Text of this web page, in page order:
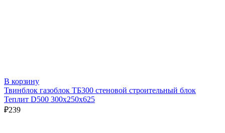
В корзину
Твинблок газоблок ТБ300 стеновой строительный блок
Теплит D500 300х250х625
₽239